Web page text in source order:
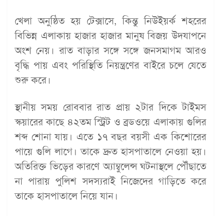
খেলা অনুষ্ঠিত হয় টেক্সাসে, কিন্তু নিউইয়র্ক শহরের
বিভিন্ন এলাকায় হাজার হাজার মানুষ বিজয় উদযাপনে
অংশ নেয়। রাত বাড়ার সঙ্গে সঙ্গে জনসমাগম আরও
বৃদ্ধি পায় এবং পরিস্থিতি নিয়ন্ত্রণের বাইরে চলে যেতে
শুরু করে।
স্থানীয় সময় রোববার রাত প্রায় ২টার দিকে টাইমস
স্কয়ারের কাছে ৪২তম স্ট্রিট ও ব্রডওয়ে এলাকায় গুলির
শব্দ শোনা যায়। এতে ১৭ বছর বয়সী এক কিশোরের
পায়ে গুলি লাগে। তাকে দ্রুত হাসপাতালে নেওয়া হয়।
অতিরিক্ত ভিড়ের কারণে অ্যাম্বুলেন্স ঘটনাস্থলে পৌঁছাতে
না পারায় পুলিশ সদস্যরাই নিজেদের গাড়িতে করে
তাকে হাসপাতালে নিয়ে যান।